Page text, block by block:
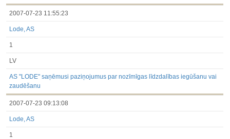
2007-07-23 11:55:23
Lode, AS
1
LV
AS "LODE" saņēmusi paziņojumus par nozīmīgas līdzdalības iegūšanu vai
zaudēšanu
2007-07-23 09:13:08
Lode, AS
1